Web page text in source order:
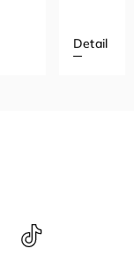
Detail
YouTube